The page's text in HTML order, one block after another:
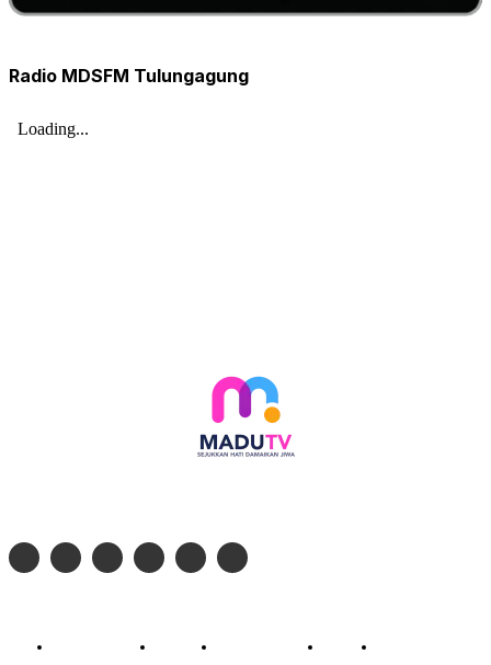
Radio MDSFM Tulungagung
Profil Madu TV Redaksi Pedoman Siber Kontak